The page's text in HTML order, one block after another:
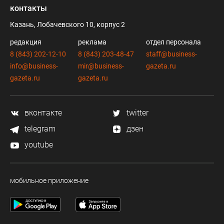
контакты
Казань, Лобачевского 10, корпус 2
редакция
8 (843) 202-12-10
info@business-
gazeta.ru
реклама
8 (843) 203-48-47
mir@business-
gazeta.ru
отдел персонала
staff@business-
gazeta.ru
вконтакте
twitter
telegram
дзен
youtube
мобильное приложение